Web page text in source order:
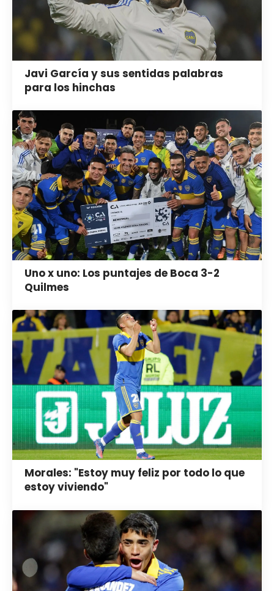
Javi García y sus sentidas palabras
para los hinchas
Uno x uno: Los puntajes de Boca 3-2
Quilmes
Morales: "Estoy muy feliz por todo lo que
estoy viviendo"